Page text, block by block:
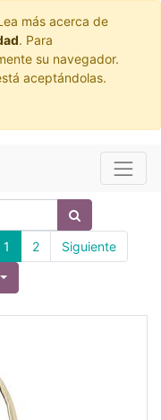
más acerca de
. Para
su navegador.
aceptándolas.
1 2 Siguiente